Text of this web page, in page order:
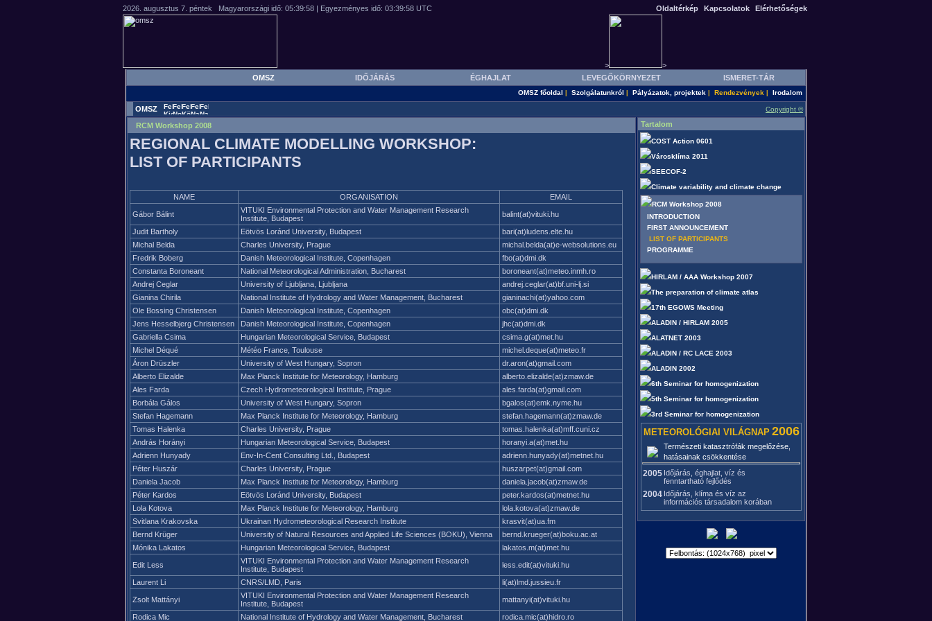
Elérhetőségek
Kapcsolatok
Oldaltérkép
>
>
OMSZ
IDŐJÁRÁS ÉGHAJLAT LEVEGŐKÖRNYEZET ISMERET-TÁR
OMSZ főoldal Szolgálatunkról Pályázatok, projektek Rendezvények Irodalom
OMSZ Copyright ©
RCM Workshop 2008
REGIONAL CLIMATE MODELLING WORKSHOP:
LIST OF PARTICIPANTS
NAME ORGANISATION EMAIL
Gábor Bálint
VITUKI Environmental Protection and Water Management Research
Institute, Budapest
balint(at)vituki.hu
Judit Bartholy Eötvös Loránd University, Budapest
bari(at)ludens.elte.hu
Michal Belda
Charles University, Prague
michal.belda(at)e-websolutions.eu
Fredrik Boberg
Danish Meteorological Institute, Copenhagen
fbo(at)dmi.dk
Constanta Boroneant
National Meteorological Administration, Bucharest
boroneant(at)meteo.inmh.ro
Andrej Ceglar
University of Ljubljana, Ljubljana
andrej.ceglar(at)bf.uni-lj.si
Gianina Chirila
National Institute of Hydrology and Water Management, Bucharest
gianinachi(at)yahoo.com
Ole Bossing Christensen
Danish Meteorological Institute, Copenhagen
obc(at)dmi.dk
Jens Hesselbjerg Christensen
Danish Meteorological Institute, Copenhagen
jhc(at)dmi.dk
Gabriella Csima
Hungarian Meteorological Service, Budapest
csima.g(at)met.hu
Michel Déqué
Météo France, Toulouse
michel.deque(at)meteo.fr
Áron Drüszler
University of West Hungary, Sopron
dr.aron(at)gmail.com
Alberto Elizalde
Max Planck Institute for Meteorology, Hamburg
alberto.elizalde(at)zmaw.de
Ales Farda
Czech Hydrometeorological Institute, Prague
ales.farda(at)gmail.com
Borbála Gálos
University of West Hungary, Sopron
bgalos(at)emk.nyme.hu
Stefan Hagemann
Max Planck Institute for Meteorology, Hamburg
stefan.hagemann(at)zmaw.de
Tomas Halenka
Charles University, Prague
tomas.halenka(at)mff.cuni.cz
András Horányi
Hungarian Meteorological Service, Budapest
horanyi.a(at)met.hu
Adrienn Hunyady
Env-In-Cent Consulting Ltd., Budapest
adrienn.hunyady(at)metnet.hu
Péter Huszár
Charles University, Prague
huszarpet(at)gmail.com
Daniela Jacob
Max Planck Institute for Meteorology, Hamburg
daniela.jacob(at)zmaw.de
Péter Kardos
Eötvös Loránd University, Budapest
peter.kardos(at)metnet.hu
Lola Kotova
Max Planck Institute for Meteorology, Hamburg
lola.kotova(at)zmaw.de
Svitlana Krakovska
Ukrainan Hydrometeorological Research Institute
krasvit(at)ua.fm
Bernd Krüger
University of Natural Resources and Applied Life Sciences (BOKU), Vienna
bernd.krueger(at)boku.ac.at
Mónika Lakatos
Hungarian Meteorological Service, Budapest lakatos.m(at)met.hu
Edit Less
VITUKI Environmental Protection and Water Management Research
Institute, Budapest
less.edit(at)vituki.hu
Laurent Li CNRS/LMD, Paris li(at)lmd.jussieu.fr
Zsolt Mattányi
VITUKI Environmental Protection and Water Management Research
Institute, Budapest
mattanyi(at)vituki.hu
Rodica Mic National Institute of Hydrology and Water Management, Bucharest rodica.mic(at)hidro.ro
Tartalom
COST Action 0601
Városklíma 2011
SEECOF-2
Climate variability and climate change
RCM Workshop 2008
INTRODUCTION
FIRST ANNOUNCEMENT
LIST OF PARTICIPANTS
PROGRAMME
HIRLAM / AAA Workshop 2007
The preparation of climate atlas
17th EGOWS Meeting
ALADIN / HIRLAM 2005
ALATNET 2003
ALADIN / RC LACE 2003
ALADIN 2002
6th Seminar for homogenization
5th Seminar for homogenization
3rd Seminar for homogenization
METEOROLÓGIAI VILÁGNAP 2006
Természeti katasztrófák megelőzése,
hatásainak csökkentése
2005 Időjárás, éghajlat, víz és
fenntartható fejlődés
2004 Időjárás, klíma és víz az
információs társadalom korában